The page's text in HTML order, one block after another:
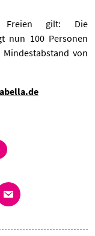
Freien gilt: Die
nun 100 Personen
von